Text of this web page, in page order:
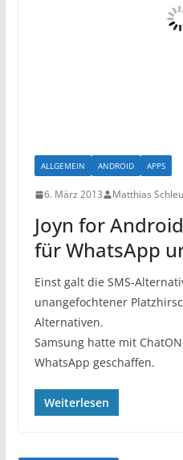
ALLGEMEIN ANDROID APPS
6. März 2013 Matthias
Joyn for
für WhatsApp
Einst galt die SMS-
unangefochtener
Alternativen.
Samsung hatte mit
WhatsApp geschaffen.
Weiterlesen